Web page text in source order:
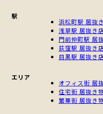
駅
浜松町駅 居抜
浅草駅 居抜き
門前仲町駅 居
荻窪駅 居抜き
目黒駅 居抜き
エリア
オフィス街 居
住宅街 居抜き
繁華街 居抜き